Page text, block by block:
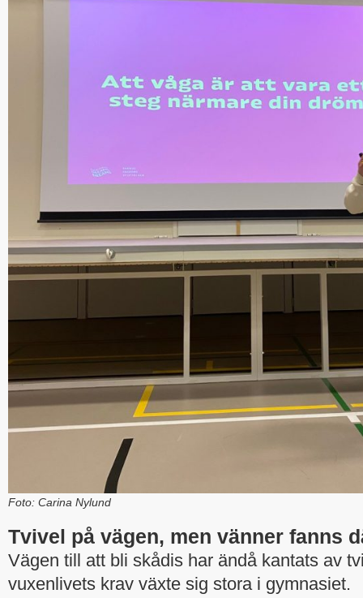
Foto: Carina Nylund
Tvivel på vägen, men vänner fanns
Vägen till att bli skådis har ändå kantats av
vuxenlivets krav växte sig stora i gymnasiet.